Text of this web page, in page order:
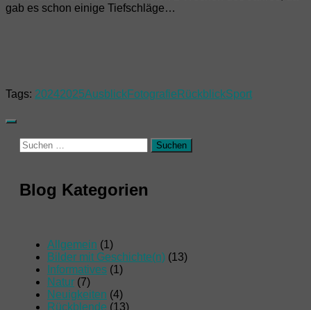
gab es schon einige Tiefschläge…
Tags: 20242025AusblickFotografie RückblickSport
Suchen
nach:
Blog Kategorien
Allgemein (1)
Bilder mit Geschichte(n) (13)
Informatives (1)
Natur (7)
Neuigkeiten (4)
Rückblende (13)